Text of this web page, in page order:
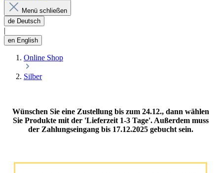
Menü schließen
de Deutsch
en English
Online Shop
Silber
Wünschen Sie eine Zustellung bis zum 24.12., dann wählen
Sie Produkte mit der 'Lieferzeit 1-3 Tage'. Außerdem muss
der Zahlungseingang bis 17.12.2025 gebucht sein.